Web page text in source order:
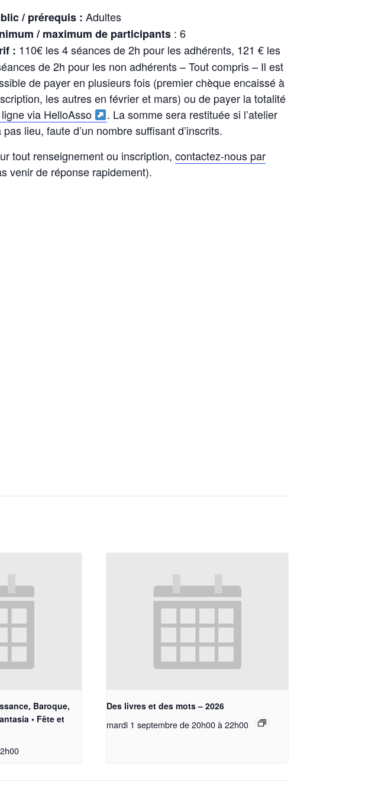
/ prérequis : Adultes
/ maximum de participants : 6
: 110€ les 4 séances de 2h pour les adhérents, 121 € les
de 2h pour les non adhérents – Tout compris – Il est
de payer en plusieurs fois (premier chèque encaissé à
les autres en février et mars) ou de payer la totalité
via HelloAsso
. La somme sera restituée si l’atelier
pas lieu, faute d’un nombre suffisant d’inscrits.
tout renseignement ou inscription, contactez-nous par
venir de réponse rapidement).
Baroque,
• Fête et
Des livres et des mots – 2026
mardi 1 septembre de 20h00à22h00